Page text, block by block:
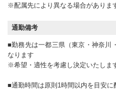
※配属先により異なる場合がありま
通勤備考
■勤務先は一都三県（東京・神奈川
なります
※希望・適性を考慮し決定いたしま
■通勤時間は原則1時間以内を目安に